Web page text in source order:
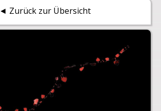
◄ Zurück zur Übersicht